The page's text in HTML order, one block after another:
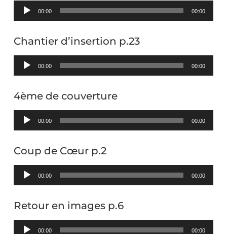
Lecteur
00:00 00:00
Chantier d’insertion p.23
Lecteur
00:00 00:00
4ème de couverture
Lecteur
00:00 00:00
Coup de Cœur p.2
Lecteur
00:00 00:00
Retour en images p.6
Lecteur
00:00 00:00